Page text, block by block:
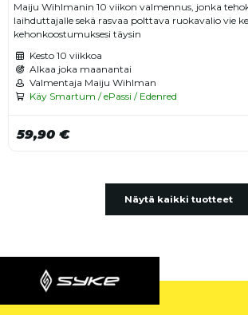
Maiju Wihlmanin 10 viikon valmennus, jonka
laihduttajalle sekä rasvaa polttava ruokavalio vie
kehonkoostumuksesi täysin
Kesto 10 viikkoa
Alkaa joka maanantai
Valmentaja Maiju Wihlman
Käy Smartum / ePassi / Edenred
59,90 €
Näytä kaikki tuotteet